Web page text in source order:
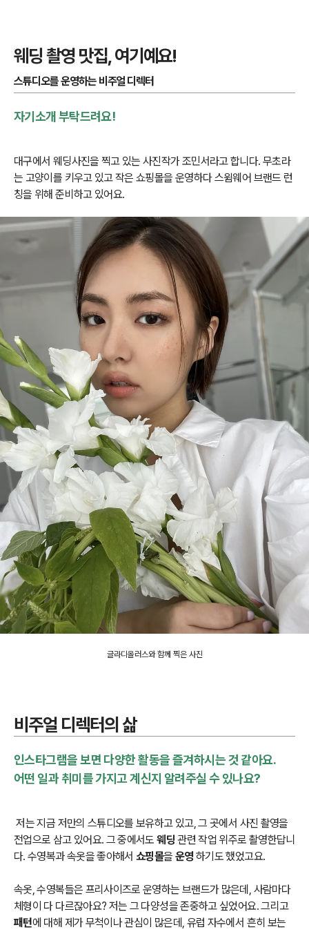
웨딩 촬영 맛집, 여기예요!
스튜디오를 운영하는 비주얼 디렉터
자기소개 부탁드려요!
대구에서 웨딩사진을 찍고 있는 사진작가 조민서라고 합니다. 무초라
는 고양이를 키우고 있고 작은 쇼핑몰을 운영하다 스윔웨어 브랜드 런
칭을 위해 준비하고 있어요.
글라디올러스와 함께 찍은 사진
비주얼 디렉터의 삶
인스타그램을 보면 다양한 활동을 즐겨하시는 것 같아요.
어떤 일과 취미를 가지고 계신지 알려주실 수 있나요?
저는 지금 저만의 스튜디오를 보유하고 있고, 그 곳에서 사진 촬영을
전업으로 삼고 있어요. 그 중에서도웨딩 관련 작업 위주로 촬영한답니
다. 수영복과 속옷을 좋아해서쇼핑몰을 운영 하기도 했었고요.
속옷, 수영복들은 프리사이즈로 운영하는 브랜드가 많은데, 사람마다
체형이 다 다르잖아요? 저는 그 다양성을 존중하고 싶었어요. 그리고
패턴에 대해 제가 무척이나 관심이 많은데, 유럽 자수에서 흔히 보는